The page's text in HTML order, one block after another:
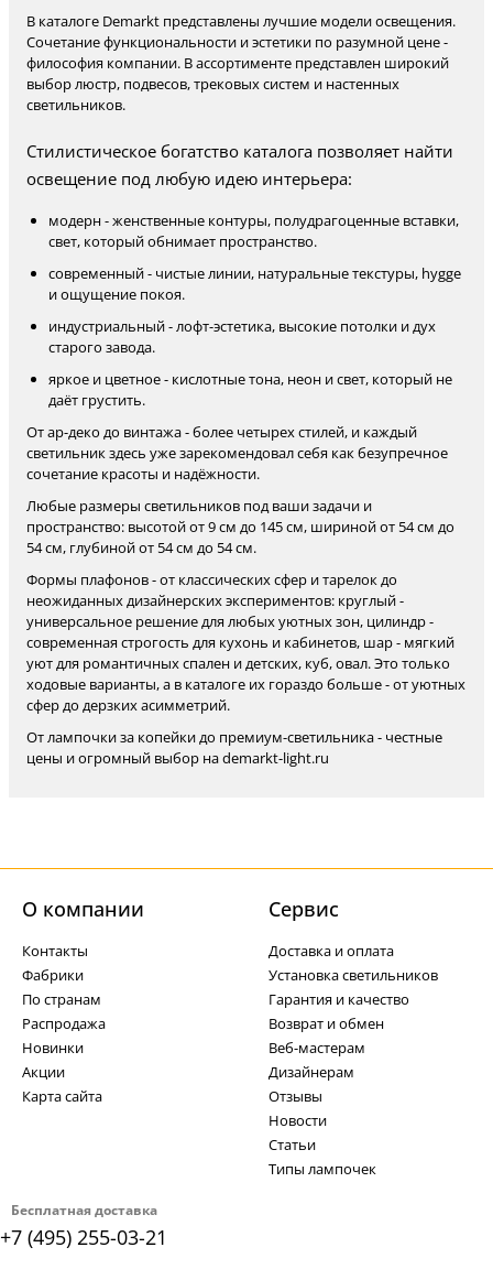
В каталоге Demarkt представлены лучшие модели освещения.
Сочетание функциональности и эстетики по разумной цене -
философия компании. В ассортименте представлен широкий
выбор люстр, подвесов, трековых систем и настенных
светильников.
Стилистическое богатство каталога позволяет найти
освещение под любую идею интерьера:
модерн - женственные контуры, полудрагоценные вставки,
свет, который обнимает пространство.
современный - чистые линии, натуральные текстуры, hygge
и ощущение покоя.
индустриальный - лофт-эстетика, высокие потолки и дух
старого завода.
яркое и цветное - кислотные тона, неон и свет, который не
даёт грустить.
От ар-деко до винтажа - более четырех стилей, и каждый
светильник здесь уже зарекомендовал себя как безупречное
сочетание красоты и надёжности.
Любые размеры светильников под ваши задачи и
пространство: высотой от 9 см до 145 см, шириной от 54 см до
54 см, глубиной от 54 см до 54 см.
Формы плафонов - от классических сфер и тарелок до
неожиданных дизайнерских экспериментов: круглый -
универсальное решение для любых уютных зон, цилиндр -
современная строгость для кухонь и кабинетов, шар - мягкий
уют для романтичных спален и детских, куб, овал. Это только
ходовые варианты, а в каталоге их гораздо больше - от уютных
сфер до дерзких асимметрий.
От лампочки за копейки до премиум-светильника - честные
цены и огромный выбор на demarkt-light.ru
Бесплатная доставка
+7 (495) 255-03-21
О компании
Контакты
Фабрики
По странам
Распродажа
Новинки
Акции
Карта сайта
Cервис
Доставка и оплата
Установка светильников
Гарантия и качество
Возврат и обмен
Веб-мастерам
Дизайнерам
Отзывы
Новости
Статьи
Типы лампочек